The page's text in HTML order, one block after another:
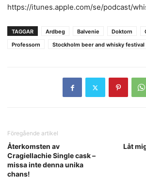
https://itunes.apple.com/se/podcast/
TAGGAR Ardbeg Balvenie Doktorn
Professorn
Stockholm beer and whisky festival
Föregående artikel
Återkomsten av
Cragiellachie Single cask –
missa inte denna unika
chans!
Låt